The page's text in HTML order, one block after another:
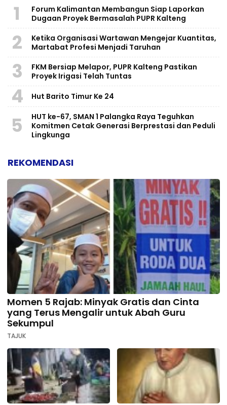
1
Forum Kalimantan Membangun Siap Laporkan
Dugaan Proyek Bermasalah PUPR Kalteng
2
Ketika Organisasi Wartawan Mengejar Kuantitas,
Martabat Profesi Menjadi Taruhan
3
FKM Bersiap Melapor, PUPR Kalteng Pastikan
Proyek Irigasi Telah Tuntas
4 Hut Barito Timur Ke 24
5
HUT ke-67, SMAN 1 Palangka Raya Teguhkan
Komitmen Cetak Generasi Berprestasi dan Peduli
Lingkunga
REKOMENDASI
Momen 5 Rajab: Minyak Gratis dan Cinta
yang Terus Mengalir untuk Abah Guru
Sekumpul
TAJUK